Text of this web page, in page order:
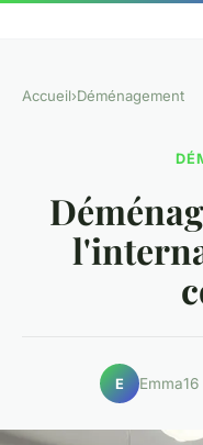
Accueil›Déménagement
E Emma